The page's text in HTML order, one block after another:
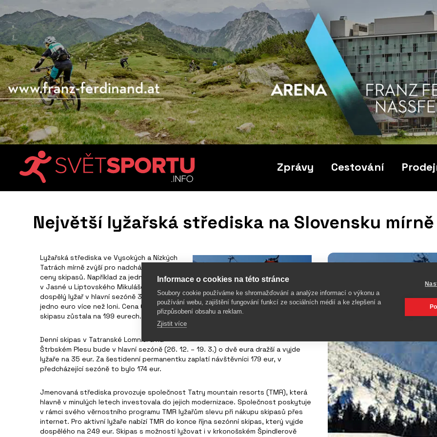
Zprávy Cestování
Největší lyžařská střediska na Slovensku
Lyžařská střediska ve Vysokých a Nízkých
Tatrách mírně zvýší pro nadcházející sezónu
ceny skipasů. Například za jednodenní skipas
v Jasné u Liptovského Mikuláše zaplatí
dospělý lyžař v hlavní sezóně 39 eur, což je o
jedno euro více než loni. Cena 6denního
skipasu zůstala na 199 eurech.
Denní skipas v Tatranské Lomnici a na
Štrbském Plesu bude v hlavní sezóně (26. 12. – 19. 3.) o dvě eura dražší a vyjde
lyžaře na 35 eur. Za šestidenní permanentku zaplatí návštěvníci 179 eur, v
předcházející sezóně to bylo 174 eur.
Jmenovaná střediska provozuje společnost Tatry mountain resorts (TMR), která
hlavně v minulých letech investovala do jejich modernizace. Společnost poskytuje
v rámci svého věrnostního programu TMR lyžařům slevu při nákupu skipasů přes
internet. Pro aktivní lyžaře nabízí TMR do konce října sezónní skipas, který vyjde
dospělého na 249 eur. Skipas s možností lyžovat i v krkonošském Špindlerově
Informace o cookies na této stránce
Soubory cookie používáme ke shromažďování a analýze informací o výkonu a
používání webu, zajištění fungování funkcí ze sociálních médií a ke zlepšení a
přizpůsobení obsahu a reklam.
Zjistit více